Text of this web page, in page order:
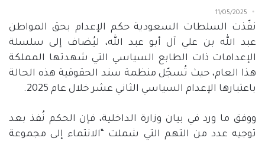
11/05/2025
نفّذت السلطات السعودية حكم الإعدام بحق المواطن
عبد الله بن علي آل أبو عبد الله، ليُضاف إلى سلسلة
الإعدامات ذات الطابع السياسي التي شهدتها المملكة
هذا العام، حيث تُسجّل منظمة سند الحقوقية هذه الحالة
باعتبارها الإعدام السياسي الثاني عشر خلال عام
ووفق ما ورد في بيان وزارة الداخلية، فإن الحكم نُفذ بعد
توجيه عدد من التهم التي شملت “الانتماء إلى مجموعة